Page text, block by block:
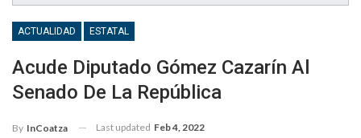
ACTUALIDAD ESTATAL
Acude Diputado Gómez Cazarín Al
Senado De La República
By InCoatza Last updated Feb 4, 2022